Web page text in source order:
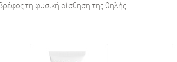
τη φυσική αίσθηση της θηλής.